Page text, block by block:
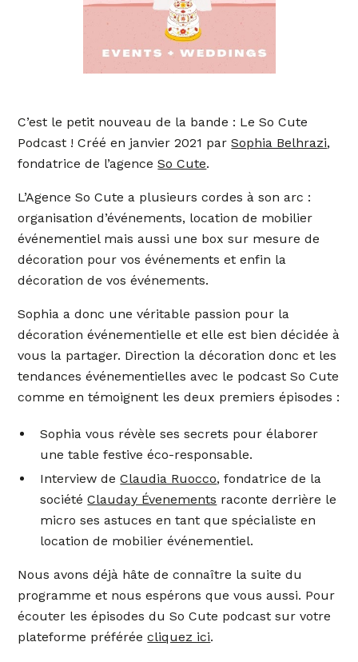
C’est le petit nouveau de la bande : Le So Cute
Podcast ! Créé en janvier 2021 parSophia Belhrazi,
fondatrice de l’agenceSo Cute.
L’Agence So Cute a plusieurs cordes à son arc :
organisation d’événements, location de mobilier
événementiel mais aussi une box sur mesure de
décoration pour vos événements et enfin la
décoration de vos événements.
Sophia a donc une véritable passion pour la
décoration événementielle et elle est bien décidée à
vous la partager. Direction la décoration donc et les
tendances événementielles avec le podcast So Cute
comme en témoignent les deux premiers épisodes :
Sophia vous révèle ses secrets pour élaborer
une table festive éco-responsable.
Interview deClaudia Ruocco, fondatrice de la
sociétéClauday Évenements raconte derrière le
micro ses astuces en tant que spécialiste en
location de mobilier événementiel.
Nous avons déjà hâte de connaître la suite du
programme et nous espérons que vous aussi. Pour
écouter les épisodes du So Cute podcast sur votre
plateforme préféréecliquez ici.